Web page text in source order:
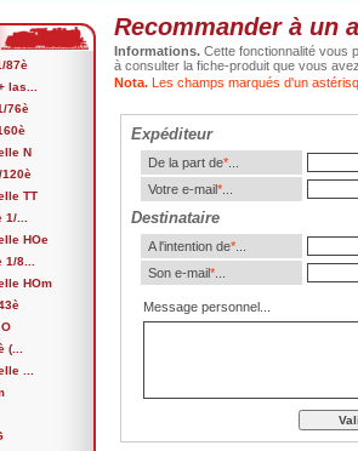
87è
las...
76è
N
120è
TT
...
HOe
8...
HOm
(...
...
Recommander à un
Informations. Cette fonctionnalité vous
à consulter la fiche-produit que vous
Nota. Les champs marqués d'un
Expéditeur
De la part de*...
Votre e-mail*...
Destinataire
A l'intention de*...
Son e-mail*...
Message personnel...